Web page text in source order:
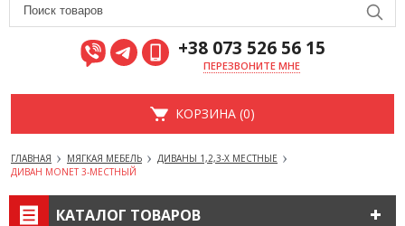
+38 073 526 56 15
ПЕРЕЗВОНИТЕ МНЕ
КОРЗИНА (0)
ГЛАВНАЯ МЯГКАЯ МЕБЕЛЬ
ДИВАНЫ 1,2,3-Х МЕСТНЫЕ
ДИВАН MONET 3-МЕСТНЫЙ
КАТАЛОГ ТОВАРОВ